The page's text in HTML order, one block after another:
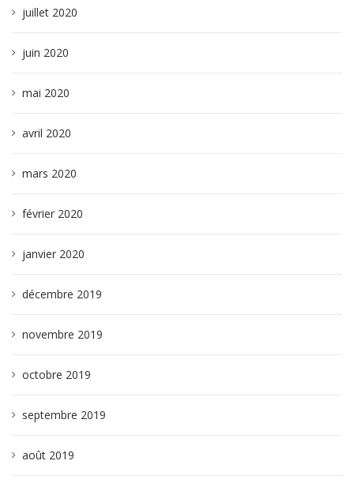
juillet 2020
juin 2020
mai 2020
avril 2020
mars 2020
février 2020
janvier 2020
décembre 2019
novembre 2019
octobre 2019
septembre 2019
août 2019